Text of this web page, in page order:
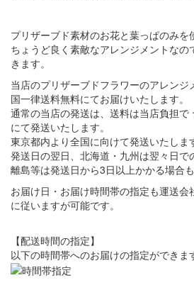
プリザーブド素材のお花と葉っぱのみを
ちょうど良く素敵なアレンジメントな
きます。
当店のプリザーブドフラワーのアレン
国一律送料無料にてお届けいたします。
通常の当店の発送は、送料は当店負担で
にて発送いたします。
東京都内より全国に向けて発送いたしま
発送日の翌日、北海道・九州は翌々日で
離島等は発送日から3日以上かかる場合も
お届け日・お届け時間帯の指定も運送
に従いますが可能です。
【配送時間の指定】
以下の時間帯へのお届けの指定ができま